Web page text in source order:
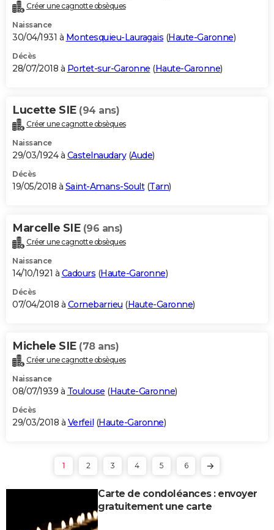
Créer une cagnotte obsèques
Naissance
30/04/1931 à Montesquieu-Lauragais (Haute-Garonne)
Décès
28/07/2018 à Portet-sur-Garonne (Haute-Garonne)
Lucette SIE (94 ans)
Créer une cagnotte obsèques
Naissance
29/03/1924 à Castelnaudary(Aude)
Décès
19/05/2018 à Saint-Amans-Soult(Tarn)
Marcelle SIE (96 ans)
Créer une cagnotte obsèques
Naissance
14/10/1921 à Cadours (Haute-Garonne)
Décès
07/04/2018 à Cornebarrieu (Haute-Garonne)
Michele SIE (78 ans)
Créer une cagnotte obsèques
Naissance
08/07/1939 à Toulouse (Haute-Garonne)
Décès
29/03/2018 à Verfeil (Haute-Garonne)
1 2 3 4 5 6
Carte de condoléances : envoyer
gratuitement une carte